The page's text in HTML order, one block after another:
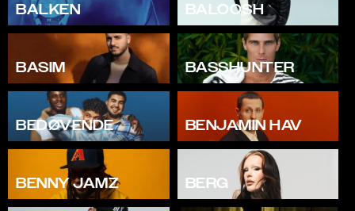
BALKEN BALOOSH
BASIM BASSHUNTER
BEDØVENDE BENJAMIN HAV
BENNY JAMZ BERG